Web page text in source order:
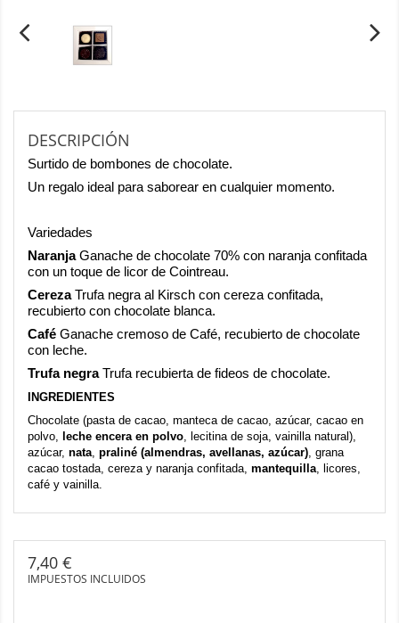
DESCRIPCIÓN
Surtido de bombones de chocolate.
Un regalo ideal para saborear en cualquier momento.
Variedades
NaranjaGanache de chocolate 70% con naranja confitada
con un toque de licor de Cointreau.
CerezaTrufa negra al Kirsch con cereza confitada,
recubierto con chocolate blanca.
Café Ganache cremoso de Café, recubierto de chocolate
con leche.
Trufa negraTrufa recubierta de fideos de chocolate.
INGREDIENTES
Chocolate (pasta de cacao, manteca de cacao, azúcar, cacao en
polvo, leche encera en polvo , lecitina de soja, vainilla natural),
azúcar, nata praliné (almendras, avellanas, azúcar) , grana
cacao tostada, cereza y naranja confitada, mantequilla , licores,
café y vainilla.
7,40 €
IMPUESTOS INCLUIDOS